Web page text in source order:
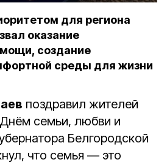
для региона
оказание
создание
среды для жизни
поздравил жителей
семьи, любви и
Белгородской
что семья — это